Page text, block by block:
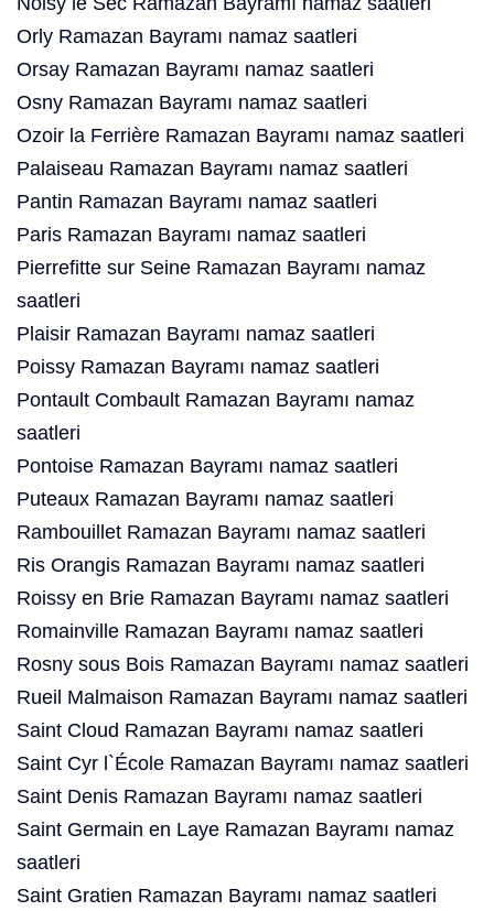
Orly Ramazan Bayramı namaz saatleri
Orsay Ramazan Bayramı namaz saatleri
Osny Ramazan Bayramı namaz saatleri
Ozoir la Ferrière Ramazan Bayramı namaz saatleri
Palaiseau Ramazan Bayramı namaz saatleri
Pantin Ramazan Bayramı namaz saatleri
Paris Ramazan Bayramı namaz saatleri
Pierrefitte sur Seine Ramazan Bayramı namaz
saatleri
Plaisir Ramazan Bayramı namaz saatleri
Poissy Ramazan Bayramı namaz saatleri
Pontault Combault Ramazan Bayramı namaz
saatleri
Pontoise Ramazan Bayramı namaz saatleri
Puteaux Ramazan Bayramı namaz saatleri
Rambouillet Ramazan Bayramı namaz saatleri
Ris Orangis Ramazan Bayramı namaz saatleri
Roissy en Brie Ramazan Bayramı namaz saatleri
Romainville Ramazan Bayramı namaz saatleri
Rosny sous Bois Ramazan Bayramı namaz saatleri
Rueil Malmaison Ramazan Bayramı namaz saatleri
Saint Cloud Ramazan Bayramı namaz saatleri
Saint Cyr l`École Ramazan Bayramı namaz saatleri
Saint Denis Ramazan Bayramı namaz saatleri
Saint Germain en Laye Ramazan Bayramı namaz
saatleri
Saint Gratien Ramazan Bayramı namaz saatleri